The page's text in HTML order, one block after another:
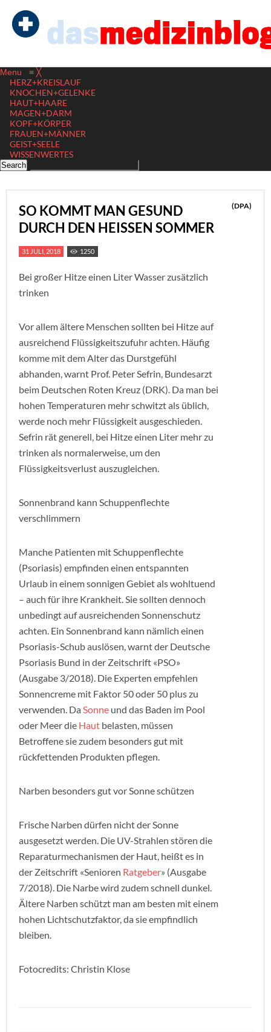
Menu ≡ ╳
HERZ+KREISLAUF
KNOCHEN+GELENKE
HAUT+HAARE
MAGEN+DARM
KOPF+KÖRPER
FRAUEN+MÄNNER
GEIST+SEELE
WISSENWERTES
SO KOMMT MAN GESUND
DURCH DEN HEISSEN SOMMER
(DPA)
31 JULI, 2018 1250
Bei großer Hitze einen Liter Wasser zusätzlich
trinken
Vor allem ältere Menschen sollten bei Hitze auf
ausreichend Flüssigkeitszufuhr achten. Häufig
komme mit dem Alter das Durstgefühl
abhanden, warnt Prof. Peter Sefrin, Bundesarzt
beim Deutschen Roten Kreuz (DRK). Da man bei
hohen Temperaturen mehr schwitzt als üblich,
werde noch mehr Flüssigkeit ausgeschieden.
Sefrin rät generell, bei Hitze einen Liter mehr zu
trinken als normalerweise, um den
Flüssigkeitsverlust auszugleichen.
Sonnenbrand kann Schuppenflechte
verschlimmern
Manche Patienten mit Schuppenflechte
(Psoriasis) empfinden einen entspannten
Urlaub in einem sonnigen Gebiet als wohltuend
– auch für ihre Krankheit. Sie sollten dennoch
unbedingt auf ausreichenden Sonnenschutz
achten. Ein Sonnenbrand kann nämlich einen
Psoriasis-Schub auslösen, warnt der Deutsche
Psoriasis Bund in der Zeitschrift «PSO»
(Ausgabe 3/2018). Die Experten empfehlen
Sonnencreme mit Faktor 50 oder 50 plus zu
verwenden. Da Sonne und das Baden im Pool
oder Meer die Haut belasten, müssen
Betroffene sie zudem besonders gut mit
rückfettenden Produkten pflegen.
Narben besonders gut vor Sonne schützen
Frische Narben dürfen nicht der Sonne
ausgesetzt werden. Die UV-Strahlen stören die
Reparaturmechanismen der Haut, heißt es in
der Zeitschrift «Senioren Ratgeber» (Ausgabe
7/2018). Die Narbe wird zudem schnell dunkel.
Ältere Narben schützt man am besten mit einem
hohen Lichtschutzfaktor, da sie empfindlich
bleiben.
Fotocredits: Christin Klose